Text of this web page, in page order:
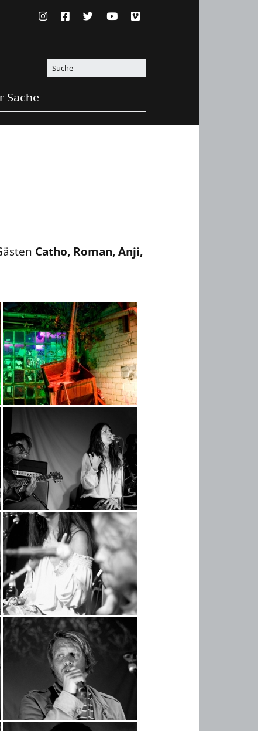
Sache
Catho, Roman, Anji,